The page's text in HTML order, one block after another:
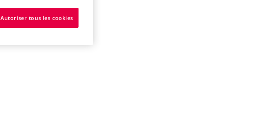
Autoriser tous les cookies